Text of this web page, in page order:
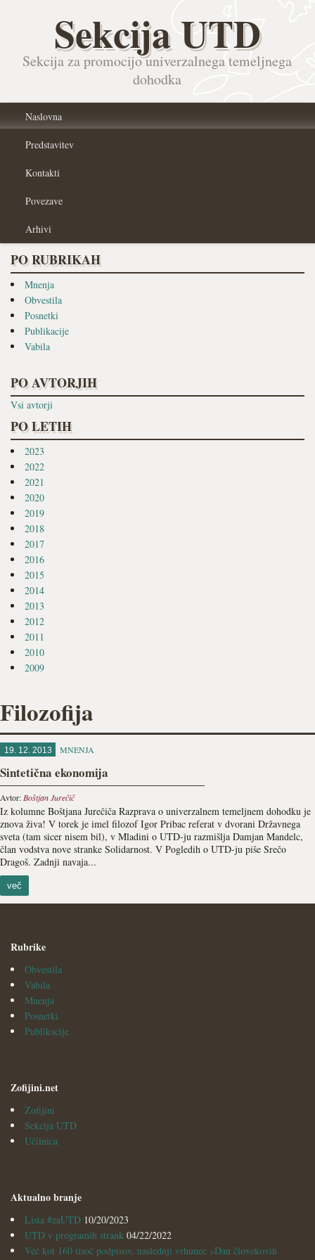
Sekcija UTD
Sekcija za promocijo univerzalnega temeljnega
dohodka
Naslovna
Predstavitev
Kontakti
Povezave
Arhivi
PO RUBRIKAH
Mnenja
Obvestila
Posnetki
Publikacije
Vabila
PO AVTORJIH
Vsi avtorji
PO LETIH
2023
2022
2021
2020
2019
2018
2017
2016
2015
2014
2013
2012
2011
2010
2009
Filozofija
19. 12. 2013 MNENJA
Sintetična ekonomija
Avtor: Boštjan Jurečič
Iz kolumne Boštjana Jurečiča Razprava o univerzalnem temeljnem dohodku je
znova živa! V torek je imel filozof Igor Pribac referat v dvorani Državnega
sveta (tam sicer nisem bil), v Mladini o UTD-ju razmišlja Damjan Mandelc,
član vodstva nove stranke Solidarnost. V Pogledih o UTD-ju piše Srečo
Dragoš. Zadnji navaja...
več
Rubrike
Obvestila
Vabila
Mnenja
Posnetki
Publikacije
Zofijini.net
Zofijini
Sekcija UTD
Učilnica
Aktualno branje
Lista #zaUTD 10/20/2023
UTD v programih strank 04/22/2022
Več kot 160 tisoč podpisov, naslednji vrhunec »Dan človekovih